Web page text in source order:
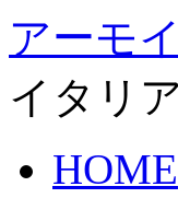
アーモ
イタリ
HOME